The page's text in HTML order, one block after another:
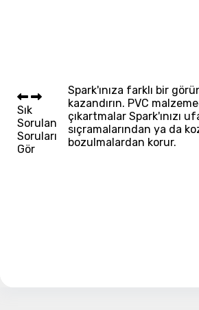
Sık
Sorulan
Soruları
Gör
Spark'ınıza farklı bir
kazandırın. PVC
çıkartmalar Spark'ınızı
sıçramalarından ya da
bozulmalardan korur.